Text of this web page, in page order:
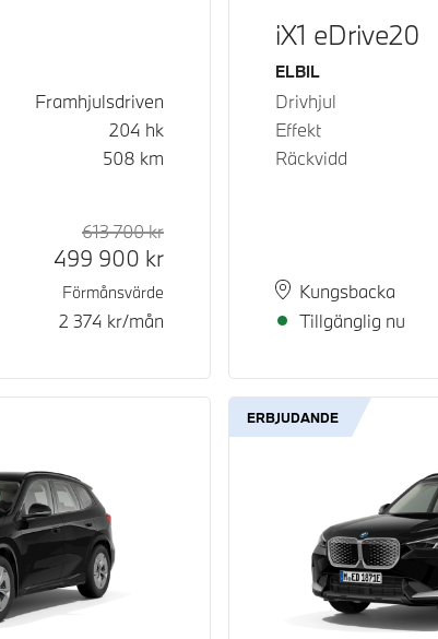
Framhjulsdriven
204 hk
508 km
Rek. ord pris
613 700krKontantpris
499 900 kr
Förmånsvärde
2 374 kr/mån
iX1 eDrive20
Bränsle
ELBIL
Drivhjul
Effekt
Räckvidd
PlatsKungsbacka
Leveranstid
Tillgänglig nu
ERBJUDANDE